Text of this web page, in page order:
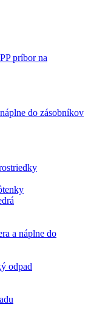
príbor na
do zásobníkov
a náplne do
odpad